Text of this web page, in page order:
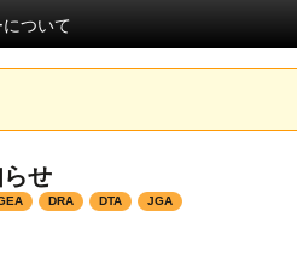
ついて
せ
DRA DTA
JGA